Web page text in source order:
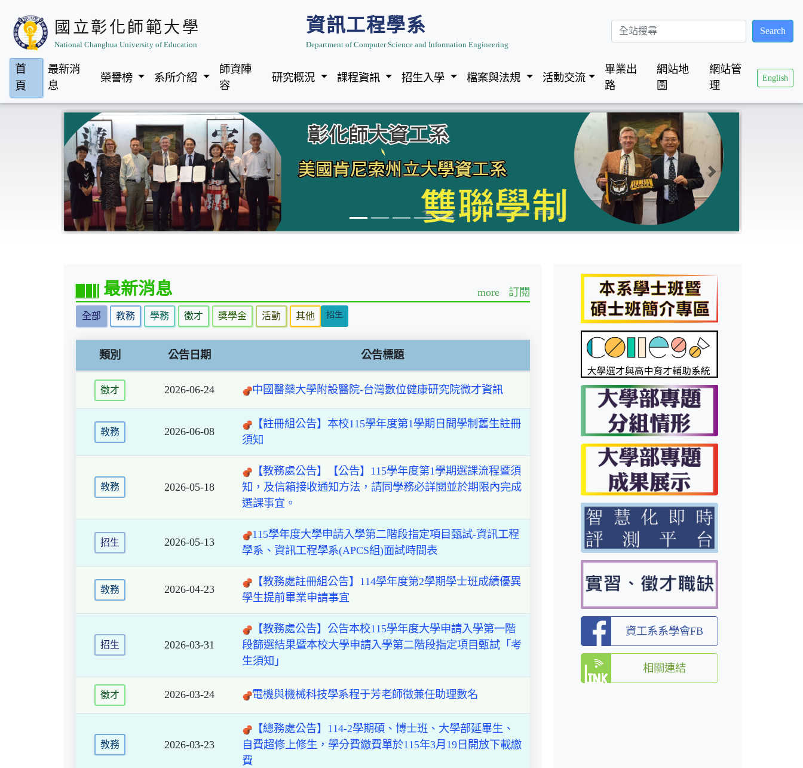
國立彰化師範大學
National Changhua University of Education
資訊工程學系
Department of Computer Science and Information Engineering
Search
首
頁
最新消
息
榮譽榜 系所介紹
師資陣
容
研究概況 課程資訊 招生入學 檔案與法規 活動交流
畢業出
路
網站地
圖
網站管
理
English
Previous Next
最新消息 more 訂閱
全部 教務 學務 徵才 獎學金 活動 其他 招生
類別 公告日期 公告標題
徵才 2026-06-24 中國醫藥大學附設醫院-台灣數位健康研究院微才資訊
教務 2026-06-08
【註冊組公告】本校115學年度第1學期日間學制舊生註冊
須知
教務 2026-05-18
【教務處公告】【公告】115學年度第1學期選課流程暨須
知，及信箱接收通知方法，請同學務必詳閱並於期限內完成
選課事宜。
招生 2026-05-13
115學年度大學申請入學第二階段指定項目甄試-資訊工程
學系、資訊工程學系(APCS組)面試時間表
教務 2026-04-23
【教務處註冊組公告】114學年度第2學期學士班成績優異
學生提前畢業申請事宜
招生 2026-03-31
【教務處公告】公告本校115學年度大學申請入學第一階
段篩選結果暨本校大學申請入學第二階段指定項目甄試「考
生須知」
徵才 2026-03-24 電機與機械科技學系程于芳老師徵兼任助理數名
教務 2026-03-23
【總務處公告】114-2學期碩、博士班、大學部延畢生、
自費超修上修生，學分費繳費單於115年3月19日開放下載繳
費
資工系系學會FB
相關連結